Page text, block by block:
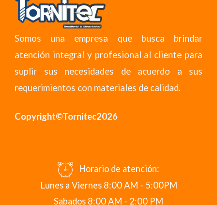
Somos una empresa que busca brindar
atención integral y profesional al cliente para
suplir sus necesidades de acuerdo a sus
requerimientos con materiales de calidad.
Copyright©Tornitec2026
Horario de atención:
Lunes a Viernes 8:00 AM - 5:00PM
Sabados 8:00 AM - 2:00 PM